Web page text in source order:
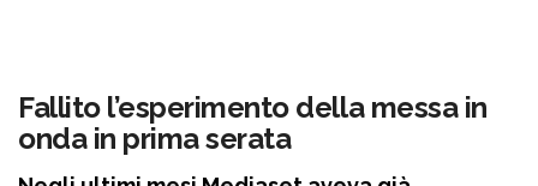
Fallito l’esperimento della messa in
onda in prima serata